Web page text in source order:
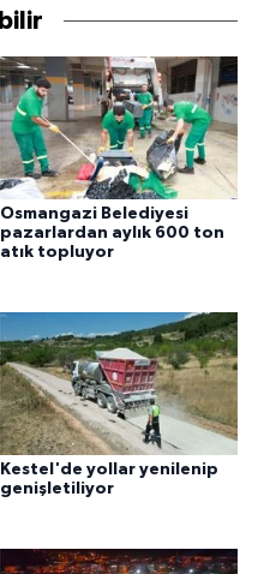
Osmangazi Belediyesi
pazarlardan aylık 600 ton
atık topluyor
Kestel'de yollar yenilenip
genişletiliyor